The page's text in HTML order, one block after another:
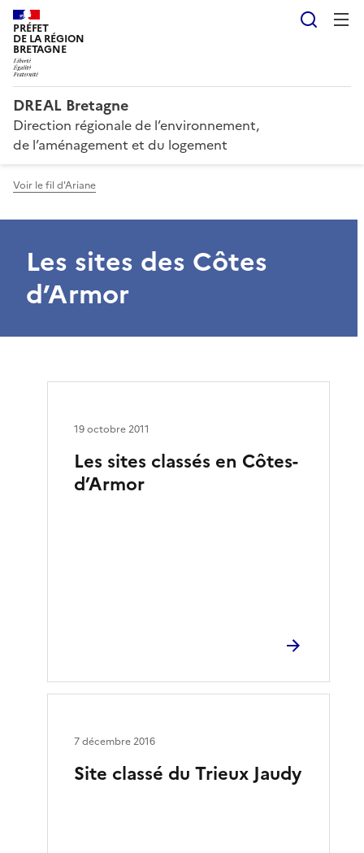
PRÉFET
DE LA RÉGION
BRETAGNE
DREAL Bretagne
Direction régionale de l’environnement,
de l’aménagement et du logement
Voir le fil d'Ariane
Les sites des Côtes
d’Armor
Les sites classés en Côtes-
d’Armor
19 octobre 2011
Site classé du Trieux Jaudy
7 décembre 2016